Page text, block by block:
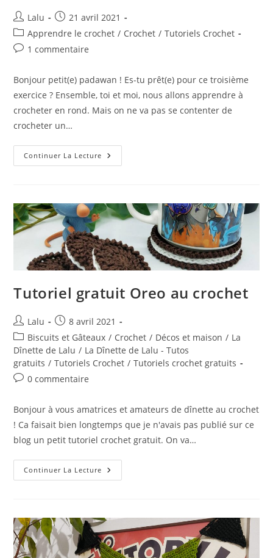
Auteur/autrice
de
la
publication :
Lalu
Publication
publiée :
21 avril 2021
Post
category:
Apprendre le crochet / Crochet / Tutoriels Crochet
Commentaires
la
publication :
1 commentaire
Bonjour petit(e) padawan ! Es-tu prêt(e) pour ce troisième
exercice ? Ensemble, toi et moi, nous allons apprendre à
crocheter en rond. Mais on ne va pas se contenter de
crocheter un…
Continuer La Lecture Apprends
À
Facilement
Tutoriel gratuit Oreo au crochet
Auteur/autrice
de
la
publication :
Lalu
Publication
publiée :
8 avril 2021
Post
category:
Biscuits et Gâteaux / Crochet / Décos et maison / La
Dînette de Lalu / La Dînette de Lalu - Tutos
gratuits / Tutoriels Crochet / Tutoriels crochet gratuits
Commentaires
la
publication :
0 commentaire
Bonjour à vous amatrices et amateurs de dînette au crochet
! Ca faisait bien longtemps que je n'avais pas publié sur ce
blog un petit tutoriel crochet gratuit. On va…
Continuer La Lecture Tutoriel
Gratuit